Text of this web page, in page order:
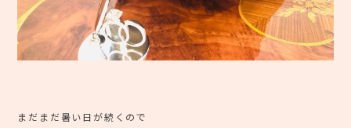
まだまだ暑い日が続くので